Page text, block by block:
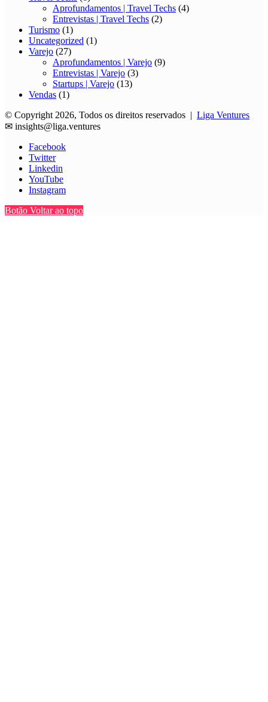
Aprofundamentos | Travel Techs (4)
Entrevistas | Travel Techs (2)
Turismo (1)
Uncategorized (1)
Varejo (27)
Aprofundamentos | Varejo (9)
Entrevistas | Varejo (3)
Startups | Varejo (13)
Vendas (1)
© Copyright 2026, Todos os direitos reservados | Liga Ventures
✉ insights@liga.ventures
Facebook
Twitter
Linkedin
YouTube
Instagram
Botão Voltar ao topo